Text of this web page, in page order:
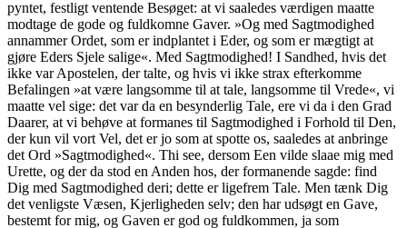
pyntet, festligt ventende Besøget: at vi saaledes værdigen maatte
modtage de gode og fuldkomne Gaver. »Og med Sagtmodighed
annammer Ordet, som er indplantet i Eder, og som er mægtigt at
gjøre Eders Sjele salige«. Med Sagtmodighed! I Sandhed, hvis det
ikke var Apostelen, der talte, og hvis vi ikke strax efterkomme
Befalingen »at være langsomme til at tale, langsomme til Vrede«, vi
maatte vel sige: det var da en besynderlig Tale, ere vi da i den Grad
Daarer, at vi behøve at formanes til Sagtmodighed i Forhold til Den,
der kun vil vort Vel, det er jo som at spotte os, saaledes at anbringe
det Ord »Sagtmodighed«. Thi see, dersom Een vilde slaae mig med
Urette, og der da stod en Anden hos, der formanende sagde: find
Dig med Sagtmodighed deri; dette er ligefrem Tale. Men tænk Dig
det venligste Væsen, Kjerligheden selv; den har udsøgt en Gave,
bestemt for mig, og Gaven er god og fuldkommen, ja som